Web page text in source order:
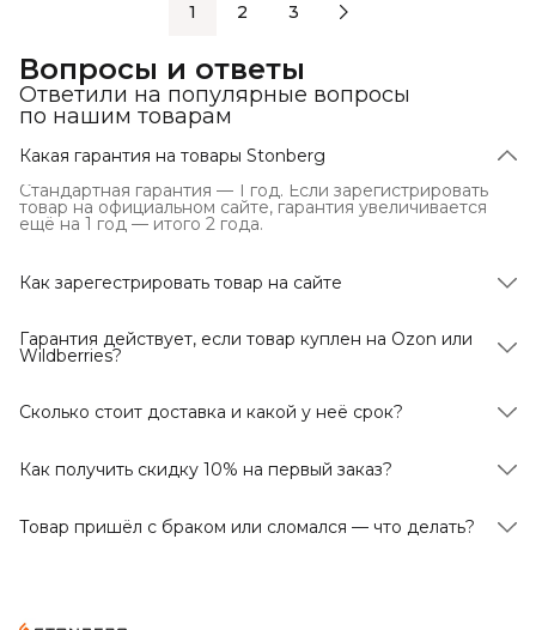
1 2 3
Вопросы и ответы
Ответили на популярные вопросы
по нашим товарам
Какая гарантия на товары Stonberg
Стандартная гарантия — 1 год. Если зарегистрировать
товар на официальном сайте, гарантия увеличивается
ещё на 1 год — итого 2 года.
Как зарегестрировать товар на сайте
перейдите по ссылке, авторизуйтесь на сайте и укажите
серийный номер устройства. После успешной отправки
формы на почту придёт уведомление — это
бумажного сертификата не выдаётся
Гарантия действует, если товар куплен на Ozon или
Wildberries?
независимо от площадки покупки — достаточно
зарегистрировать товар на сайте по серийному номеру.
Сколько стоит доставка и какой у неё срок?
рассчитываются на этапе оформления заказа — они
зависят от адреса и выбранного способа получения
Как получить скидку 10% на первый заказ?
почту, указанную при подписке. Если письмо не пришло,
проверьте папки «Спам» и «Промоакции».
Товар пришёл с браком или сломался — что делать?